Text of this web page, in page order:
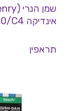
אינדיקה T20/C4
תראפין